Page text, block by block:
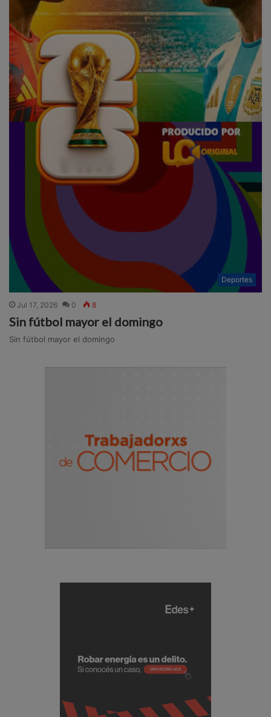
Deportes
Jul 17, 2026 0 8
Sin fútbol mayor el domingo
Sin fútbol mayor el domingo